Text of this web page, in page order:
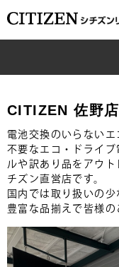
CONCEPT
BUSINESS
CSR
COMPANY
CITIZEN 佐野店
電池交換のいらない
不要なエコ・ドライ
ルや訳あり品をアウ
チズン直営店です。
国内では取り扱いの
豊富な品揃えで皆様の